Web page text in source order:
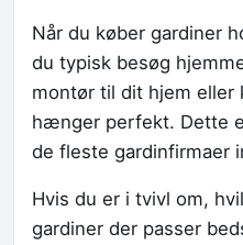
Når du køber gardiner
du typisk besøg
montør til dit hjem eller
hænger perfekt. Dette
de fleste gardinfirmaer
Hvis du er i tvivl om,
gardiner der passer